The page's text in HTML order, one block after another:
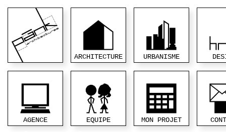
ARCHITECTURE URBANISME
AGENCE EQUIPE MON PROJET